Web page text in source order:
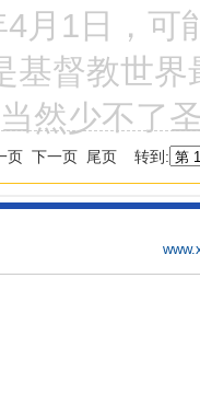
日，可能
基督教世界
然少不了
页 下一页 尾页 转到: